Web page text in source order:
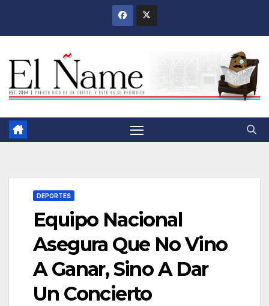
DEPORTES
Equipo Nacional
Asegura Que No Vino
A Ganar, Sino A Dar
Un Concierto